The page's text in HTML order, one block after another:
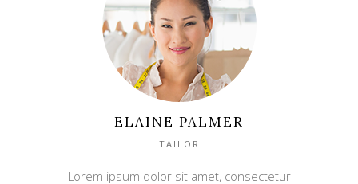
ELAINE PALMER
TAILOR
Lorem ipsum dolor sit amet, consectetur